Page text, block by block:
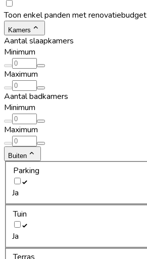
Toon enkel panden met renovatiebudget
Kamers
Aantal slaapkamers
Minimum
Maximum
Aantal badkamers
Minimum
Maximum
Buiten
Parking
Ja
Tuin
Ja